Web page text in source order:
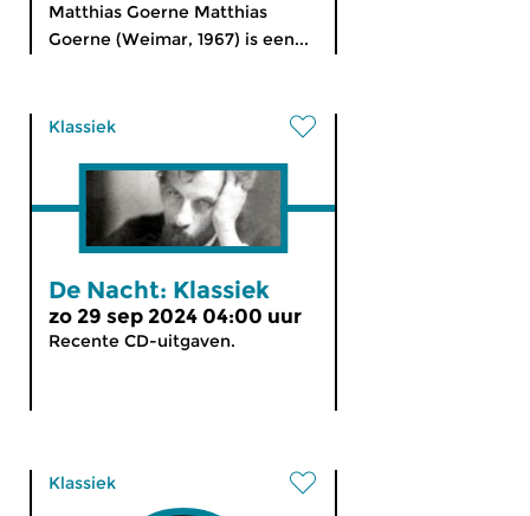
Matthias Goerne Matthias
Goerne (Weimar, 1967) is een...
Klassiek
De Nacht: Klassiek
zo 29 sep 2024 04:00 uur
Recente CD-uitgaven.
Klassiek